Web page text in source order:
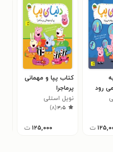
رود
ت
کتاب پپا و مهمانی
پرماجرا
نویل استلی
۳٫۵(۸)
۱۲۵,۰۰۰ ت